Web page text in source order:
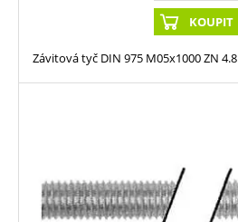
KOUPIT
Závitová tyč DIN 975 M05x1000 ZN 4.8